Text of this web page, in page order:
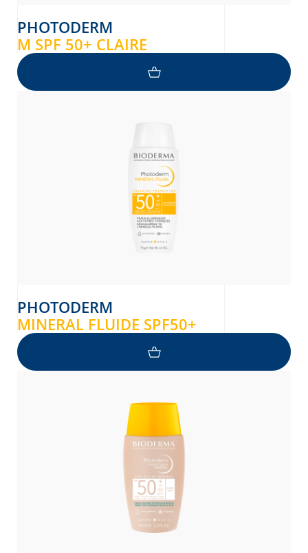
PHOTODERM
M SPF 50+ CLAIRE
PHOTODERM
MINERAL FLUIDE SPF50+